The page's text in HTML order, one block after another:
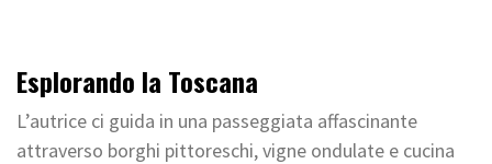
Esplorando la Toscana
L’autrice ci guida in una passeggiata affascinante
attraverso borghi pittoreschi, vigne ondulate e cucina